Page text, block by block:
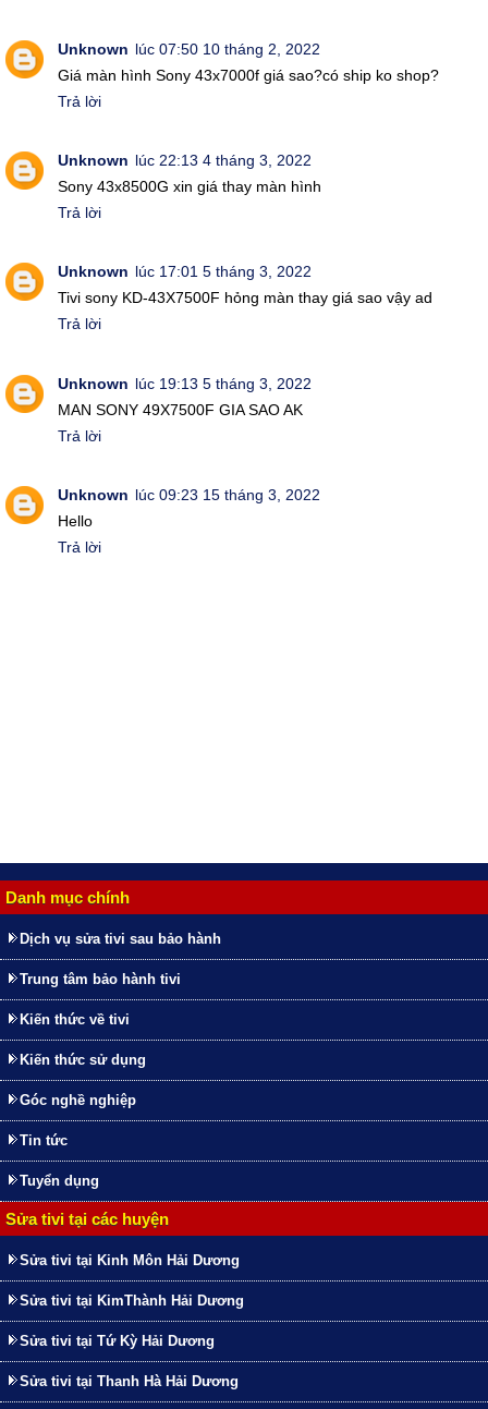
Danh mục chính
Dịch vụ sửa tivi sau bảo hành
Trung tâm bảo hành tivi
Kiến thức về tivi
Kiến thức sử dụng
Góc nghề nghiệp
Tin tức
Tuyển dụng
Sửa tivi tại các huyện
Sửa tivi tại Kinh Môn Hải Dương
Sửa tivi tại KimThành Hải Dương
Sửa tivi tại Tứ Kỳ Hải Dương
Sửa tivi tại Thanh Hà Hải Dương
Unknown lúc 07:50 10 tháng 2, 2022
Giá màn hình Sony 43x7000f giá sao?có ship ko shop?
Trả lời
Unknown lúc 22:13 4 tháng 3, 2022
Sony 43x8500G xin giá thay màn hình
Trả lời
Unknown lúc 17:01 5 tháng 3, 2022
Tivi sony KD-43X7500F hỏng màn thay giá sao vậy ad
Trả lời
Unknown lúc 19:13 5 tháng 3, 2022
MAN SONY 49X7500F GIA SAO AK
Trả lời
Unknown lúc 09:23 15 tháng 3, 2022
Hello
Trả lời